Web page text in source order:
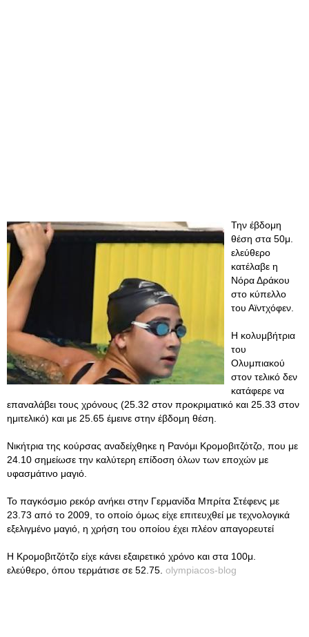
Την έβδομη
θέση στα 50μ.
ελεύθερο
κατέλαβε η
Νόρα Δράκου
στο κύπελλο
του Αϊντχόφεν.
Η κολυμβήτρια
του
Ολυμπιακού
στον τελικό δεν
κατάφερε να
επαναλάβει τους χρόνους (25.32 στον προκριματικό και 25.33 στον
ημιτελικό) και με 25.65 έμεινε στην έβδομη θέση.
Νικήτρια της κούρσας αναδείχθηκε η Ρανόμι Κρομοβιτζότζο, που με
24.10 σημείωσε την καλύτερη επίδοση όλων των εποχών με
υφασμάτινο μαγιό.
Το παγκόσμιο ρεκόρ ανήκει στην Γερμανίδα Μπρίτα Στέφενς με
23.73 από το 2009, το οποίο όμως είχε επιτευχθεί με τεχνολογικά
εξελιγμένο μαγιό, η χρήση του οποίου έχει πλέον απαγορευτεί
Η Κρομοβιτζότζο είχε κάνει εξαιρετικό χρόνο και στα 100μ.
ελεύθερο, όπου τερμάτισε σε 52.75. olympiacos-blog